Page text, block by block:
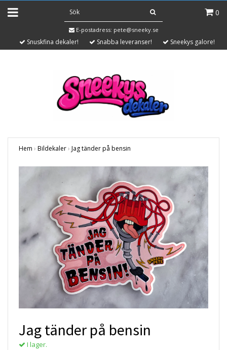
0
E-postadress: pete@sneeky.se
Snuskfina dekaler! Snabba leveranser! Sneekys galore!
Hem › Bildekaler› Jag tänder på bensin
Jag tänder på bensin
I lager.